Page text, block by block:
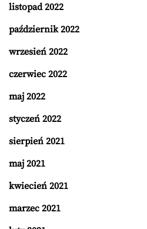
listopad 2022
październik 2022
wrzesień 2022
czerwiec 2022
maj 2022
styczeń 2022
sierpień 2021
maj 2021
kwiecień 2021
marzec 2021